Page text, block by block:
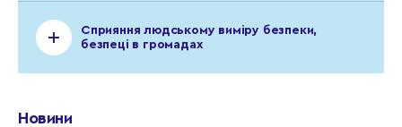
Сприяння людському виміру безпеки,
безпеці в громадах
Новини